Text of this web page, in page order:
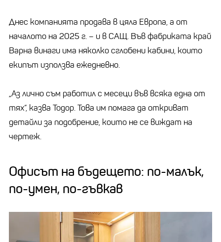
Днес компанията продава в цяла Европа, а от
началото на 2025 г. – и в САЩ. Във фабриката край
Варна винаги има няколко сглобени кабини, които
екипът използва ежедневно.
„Аз лично съм работил с месеци във всяка една от
тях“, казва Тодор. Това им помага да откриват
детайли за подобрение, които не се виждат на
чертеж.
Офисът на бъдещето: по-малък,
по-умен, по-гъвкав